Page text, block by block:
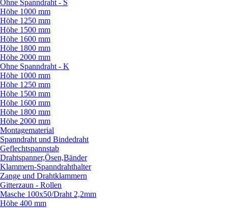
Ohne Spanndraht - S
Höhe 1000 mm
Höhe 1250 mm
Höhe 1500 mm
Höhe 1600 mm
Höhe 1800 mm
Höhe 2000 mm
Ohne Spanndraht - K
Höhe 1000 mm
Höhe 1250 mm
Höhe 1500 mm
Höhe 1600 mm
Höhe 1800 mm
Höhe 2000 mm
Montagematerial
Spanndraht und Bindedraht
Geflechtspannstab
Drahtspanner,Ösen,Bänder
Klammern-Spanndrahthalter
Zange und Drahtklammern
Gitterzaun - Rollen
Masche 100x50/Draht 2,2mm
Höhe 400 mm